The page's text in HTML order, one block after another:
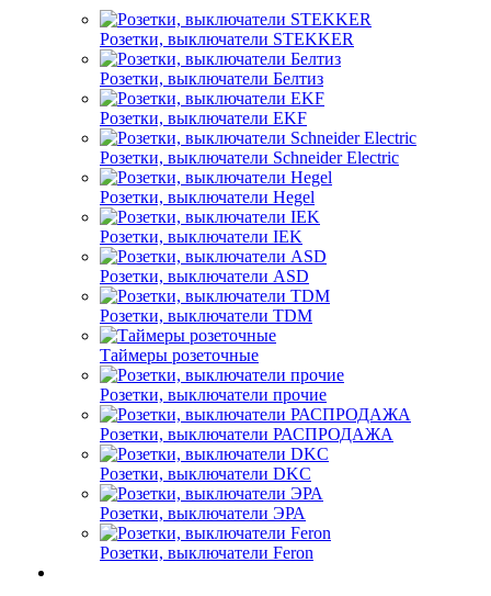
Розетки, выключатели STEKKER
Розетки, выключатели Белтиз
Розетки, выключатели EKF
Розетки, выключатели Schneider Electric
Розетки, выключатели Hegel
Розетки, выключатели IEK
Розетки, выключатели ASD
Розетки, выключатели TDM
Таймеры розеточные
Розетки, выключатели прочие
Розетки, выключатели РАСПРОДАЖА
Розетки, выключатели DKC
Розетки, выключатели ЭРА
Розетки, выключатели Feron